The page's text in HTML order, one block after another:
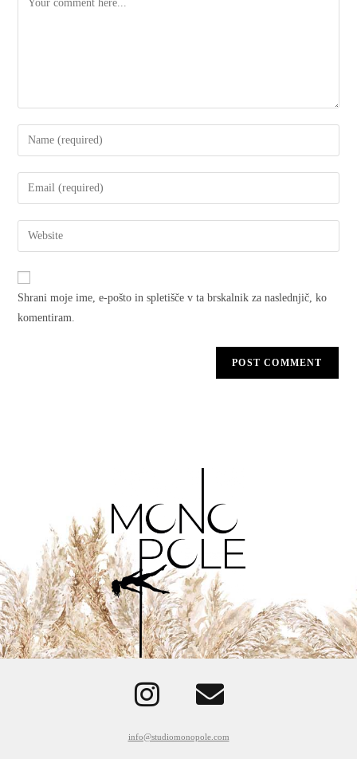
Shrani moje ime, e-pošto in spletišče v ta brskalnik za naslednjič, ko
komentiram.
info@studiomonopole.com